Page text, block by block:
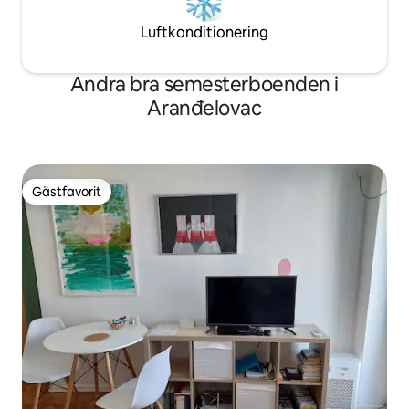
Luftkonditionering
Andra bra semesterboenden i
Aranđelovac
Gästfavorit
Gästfavorit